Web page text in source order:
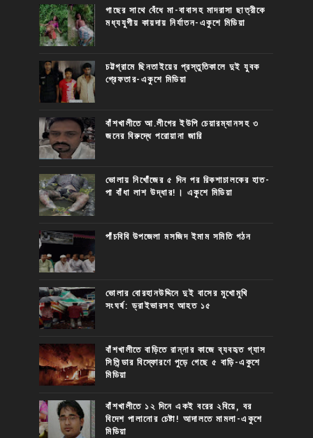
গাছের সাথে বেঁধে মা-বাবাসহ মাদরাসা ছাত্রীকে
মধ্যযুগীয় কায়দায় নির্যাতন-একুশে মিডিয়া
চট্টগ্রামে ছিনতাইয়ের প্রস্তুতিকালে দুই যুবক
গ্রেফতার-একুশে মিডিয়া
বাঁশখালীতে আ.লীগের ইউপি চেয়ারম্যানসহ ৩
জনের বিরুদ্ধে পরোয়ানা জারি
ভোলায় নিখোঁজের ৫ দিন পর রিকশাচালকের হাত-
পা বাঁধা লাশ উদ্ধার!। একুশে মিডিয়া
পাঁচবিবি উপজেলা মসজিদ ইমাম সমিতি গঠন
ভোলার বোরহানউদ্দিনে দুই বাসের মুখোমুখি
সংঘর্ষ: ড্রাইভারসহ আহত ১৫
বাঁশখালীতে বাড়িতে রান্নার কাজে ব্যবহৃত গ্যাস
সিলিন্ডার বিস্ফোরণে পুড়ে গেছে ৫ বাড়ি-একুশে
মিডিয়া
বাঁশখালীতে ১২ দিনে একই বরের ২বিয়ে, বর
বিদেশ পালানোর চেষ্টা! আদালতে মামলা-একুশে
মিডিয়া